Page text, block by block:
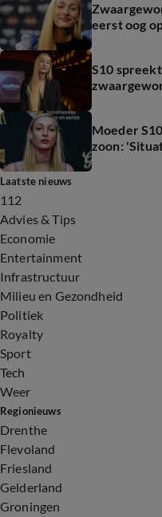
eerst oog
S10
Moeder
zoon:
Laatste nieuws
112
Advies & Tips
Economie
Entertainment
Infrastructuur
Milieu en Gezondheid
Politiek
Royalty
Sport
Tech
Weer
Regionieuws
Drenthe
Flevoland
Friesland
Gelderland
Groningen